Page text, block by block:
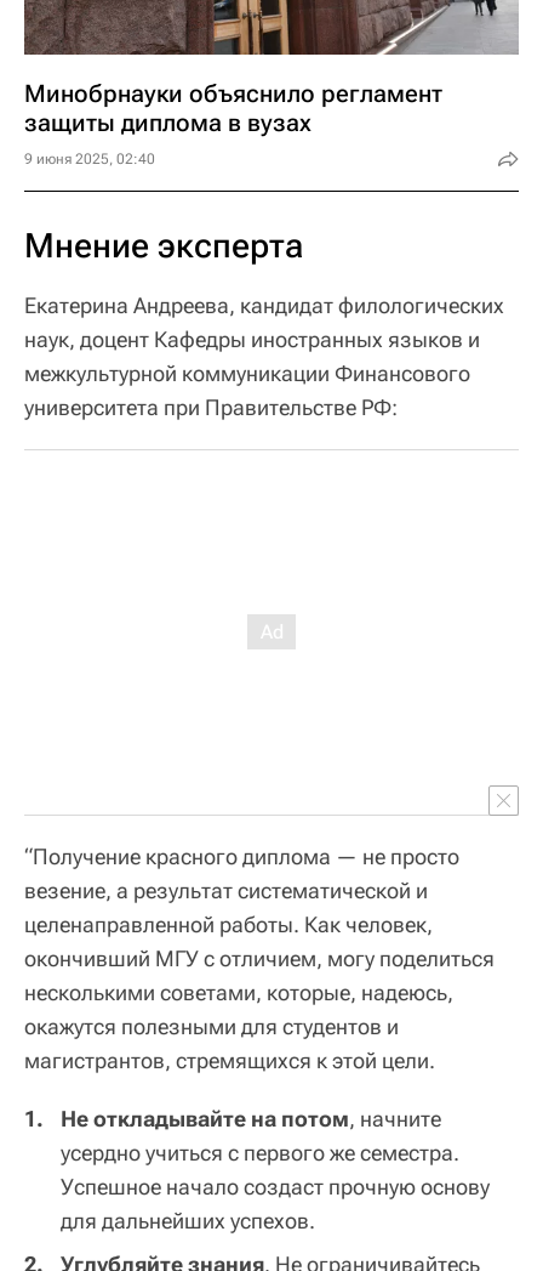
Минобрнауки объяснило регламент
защиты диплома в вузах
9 июня 2025, 02:40
Мнение эксперта
Екатерина Андреева, кандидат филологических
наук, доцент Кафедры иностранных языков и
межкультурной коммуникации Финансового
университета при Правительстве РФ:
“Получение красного диплома — не просто
везение, а результат систематической и
целенаправленной работы. Как человек,
окончивший МГУ с отличием, могу поделиться
несколькими советами, которые, надеюсь,
окажутся полезными для студентов и
магистрантов, стремящихся к этой цели.
Не откладывайте на потом, начните
усердно учиться с первого же семестра.
Успешное начало создаст прочную основу
для дальнейших успехов.
Углубляйте знания. Не ограничивайтесь